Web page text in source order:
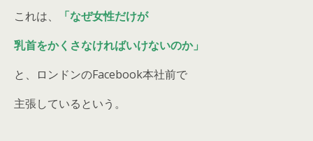
これは、
「なぜ女性だけが
乳首をかくさなければいけないのか」
と、ロンドンのFacebook本社前で
主張しているという。